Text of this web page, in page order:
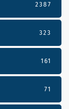
2387
323
161
71